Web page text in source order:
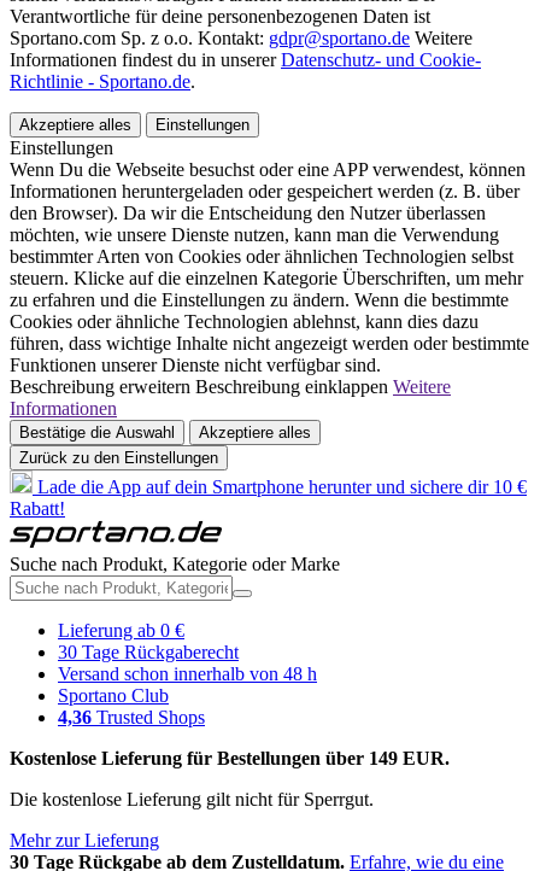
Verantwortliche für deine personenbezogenen Daten ist
Sportano.com Sp. z o.o. Kontakt: gdpr@sportano.de Weitere
Informationen findest du in unsererDatenschutz- und Cookie-
Richtlinie - Sportano.de.
Akzeptiere alles Einstellungen
Einstellungen
Wenn Du die Webseite besuchst oder eine APP verwendest, können
Informationen heruntergeladen oder gespeichert werden (z. B. über
den Browser). Da wir die Entscheidung den Nutzer überlassen
möchten, wie unsere Dienste nutzen, kann man die Verwendung
bestimmter Arten von Cookies oder ähnlichen Technologien selbst
steuern. Klicke auf die einzelnen Kategorie Überschriften, um mehr
zu erfahren und die Einstellungen zu ändern. Wenn die bestimmte
Cookies oder ähnliche Technologien ablehnst, kann dies dazu
führen, dass wichtige Inhalte nicht angezeigt werden oder bestimmte
Funktionen unserer Dienste nicht verfügbar sind.
Beschreibung erweitern Beschreibung einklappen Weitere
Informationen
Bestätige die Auswahl
Akzeptiere alles
Zurück zu den Einstellungen
Lade die App auf dein Smartphone herunter und sichere dir 10 €
Rabatt!
Suche nach Produkt, Kategorie oder Marke
Lieferung ab 0 €
30 Tage Rückgaberecht
Versand schon innerhalb von 48 h
Sportano Club
4,36 Trusted Shops
Kostenlose Lieferung für Bestellungen über 149 EUR.
Die kostenlose Lieferung gilt nicht für Sperrgut.
Mehr zur Lieferung
30 Tage Rückgabe ab dem Zustelldatum. Erfahre, wie du eine